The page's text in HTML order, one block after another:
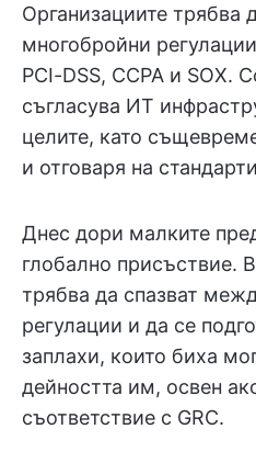
Организациите трябва
многобройни
PCI-DSS, CCPA и SOX.
съгласува ИТ
целите, като
и отговаря на
Днес дори малките
глобално присъствие.
трябва да спазват
регулации и да се
заплахи, които биха
дейността им, освен
съответствие с GRC.